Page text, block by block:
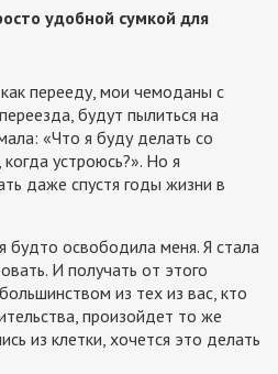
удобной сумкой для
перееду, мои чемоданы с
будут пылиться на
«Что я буду делать со
устроюсь?». Но я
даже спустя годы жизни в
будто освободила меня. Я стала
И получать от этого
из тех из вас, кто
произойдет то же
из клетки, хочется это делать